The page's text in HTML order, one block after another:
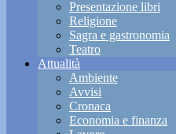
Presentazione libri
Religione
Sagra e gastronomia
Teatro
Attualità
Ambiente
Avvisi
Cronaca
Economia e finanza